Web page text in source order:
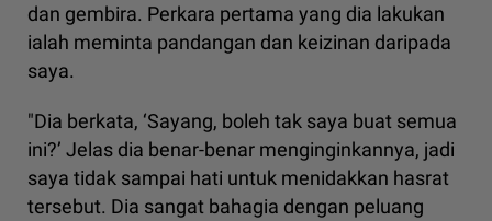
dan gembira. Perkara pertama yang dia lakukan
ialah meminta pandangan dan keizinan daripada
saya.
"Dia berkata, ‘Sayang, boleh tak saya buat semua
ini?’ Jelas dia benar-benar menginginkannya, jadi
saya tidak sampai hati untuk menidakkan hasrat
tersebut. Dia sangat bahagia dengan peluang